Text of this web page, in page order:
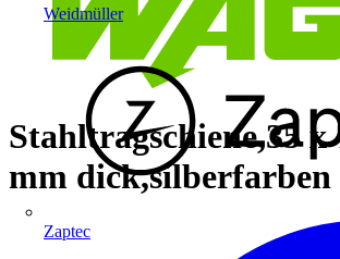
Weidmüller
Zaptec
Stahltragschiene,35 x
mm dick,silberfarben